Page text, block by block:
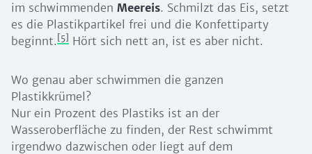
im schwimmenden Meereis. Schmilzt das Eis, setzt
es die Plastikpartikel frei und die Konfettiparty
beginnt. [5] Hört sich nett an, ist es aber nicht.
Wo genau aber schwimmen die ganzen
Plastikkrümel?
Nur ein Prozent des Plastiks ist an der
Wasseroberfläche zu finden, der Rest schwimmt
irgendwo dazwischen oder liegt auf dem